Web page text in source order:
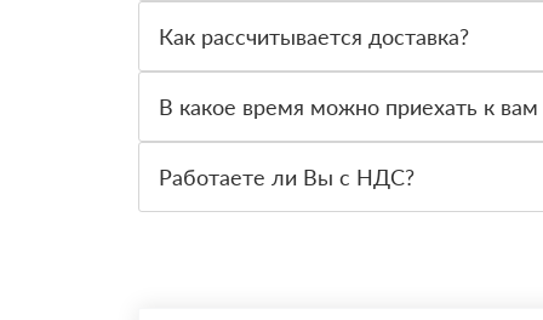
Как рассчитывается доставка?
стоимости и сроков доставки, которые
В какое время можно приехать к вам
Работаете ли Вы с НДС?